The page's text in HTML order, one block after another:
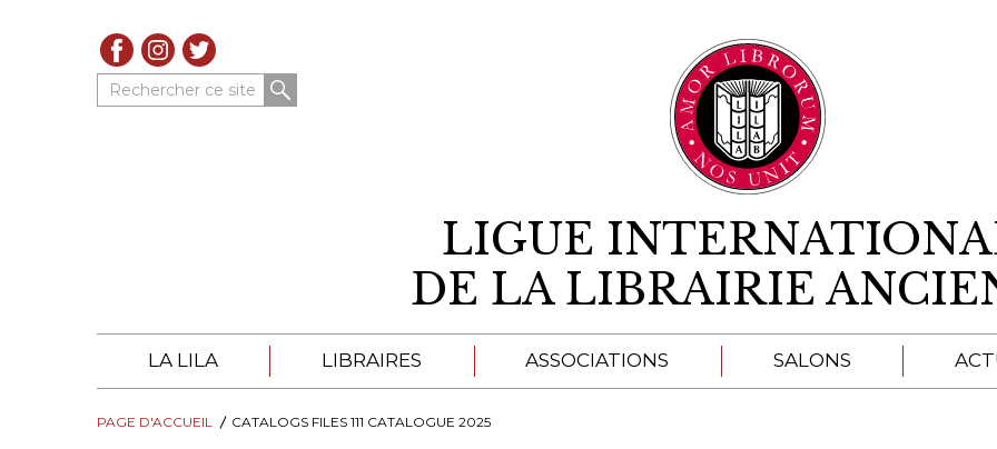
Rechercher ce site
LIGUE
DE LA LIBRAIRIE
LA LILA
À PROPOS DE LA LILA
LIBRAIRES
LIBRAIRES DE LA LILA
ASSOCIATIONS SALONS
PAGE D'ACCUEIL CATALOGS FILES 111 CATALOGUE 2025